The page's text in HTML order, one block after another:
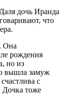
дочь Ираида
что
Она
рождения
но из
вышла замуж
с
Дочка тоже